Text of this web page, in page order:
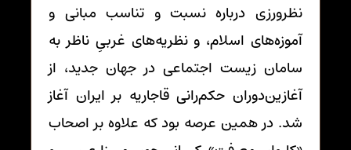
نظرورزی درباره نسبت و تناسب مبانی و
آموزه‌های اسلام، و نظریه‌های غربیِ ناظر به
سامان زیست اجتماعی در جهان جدید، از
آغازین‌دوران حکم‌رانی قاجاریه بر ایران آغاز
شد. در همین عرصه بود که علاوه بر اصحاب